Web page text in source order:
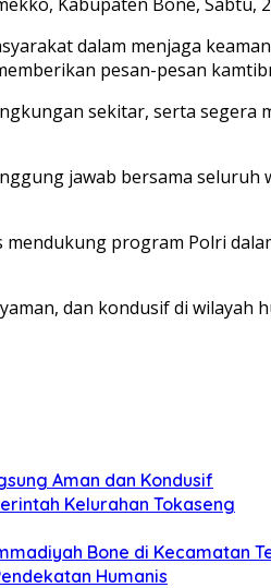
dalam menjaga
pesan-pesan
sekitar, serta segera
jawab bersama seluruh
program Polri
dan kondusif di wilayah
Aman dan Kondusif
Kelurahan Tokaseng
Bone di Kecamatan
Humanis